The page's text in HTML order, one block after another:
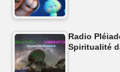
Radio
Spiritualité